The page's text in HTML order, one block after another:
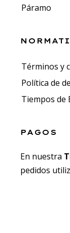
Páramo
Términos y
Política de
Tiempos de
PAGOS
En nuestra
pedidos